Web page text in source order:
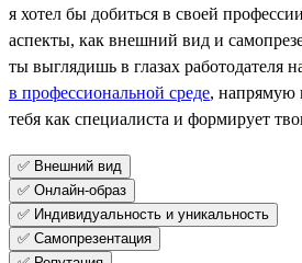
я хотел бы добиться в своей
аспекты, как внешний вид и
ты выглядишь в глазах работодателя
в профессиональной среде, напрямую
тебя как специалиста и формирует
✅ Внешний вид
✅ Онлайн-образ
✅ Индивидуальность и уникальность
✅ Самопрезентация